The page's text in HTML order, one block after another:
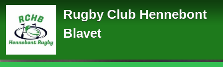
Rugby Club Hennebont
Blavet
Panneau de gestion des cookies